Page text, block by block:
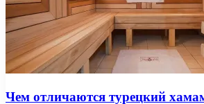
Чем отличаются турецкий